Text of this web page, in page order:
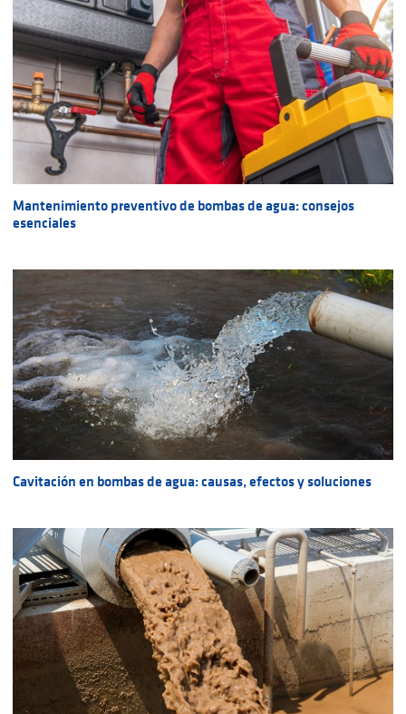
Mantenimiento preventivo de bombas de agua: consejos
esenciales
Cavitación en bombas de agua: causas, efectos y soluciones